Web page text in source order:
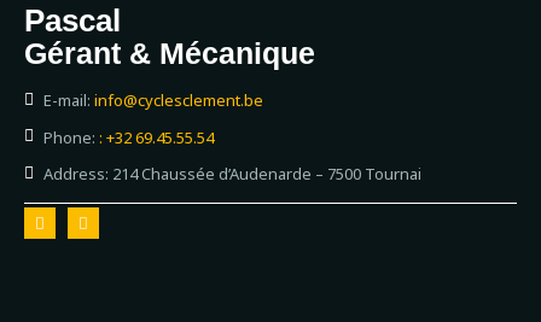
Pascal
Gérant & Mécanique
E-mail: info@cyclesclement.be
Phone: : +32 69.45.55.54
Address: 214 Chaussée d’Audenarde – 7500 Tournai